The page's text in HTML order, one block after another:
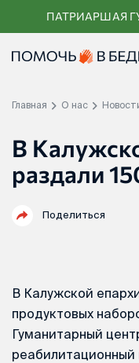
Перейти
к
контенту
ПАТРИАРШАЯ
Главная О нас
В
раздали
Поделиться
В Калужской
продуктовых
Гуманитарный
реабилитационный